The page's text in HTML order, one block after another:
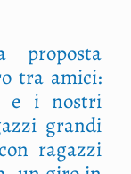
tra amici:
e i nostri
grandi
ragazzi